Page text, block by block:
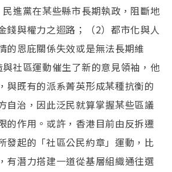
進黨在某些縣市長期執政，阻斷地
錢與權力之迴路；（2）都市化與人
的恩庇關係失效或是無法長期維
社區運動催生了新的意見領袖，他
與既有的派系菁英形成某種抗衡的
自治，因此泛民就算掌握某些區議
的作用。或許，香港目前由反拆遷
發起的「社區公民約章」運動，比
有潛力搭建一道從基層組織通往選